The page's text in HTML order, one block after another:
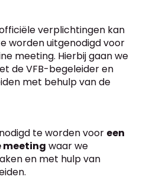
verplichtingen kan
worden uitgenodigd voor
meeting. Hierbij gaan we
de VFB-begeleider en
met behulp van de
te worden voor een
meeting waar we
en met hulp van